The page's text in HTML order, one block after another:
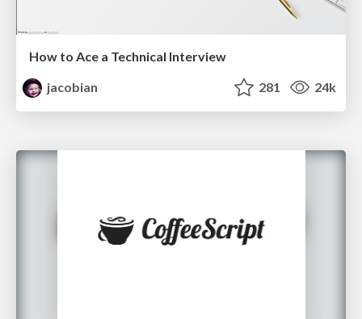
How to Ace a Technical Interview
jacobian
281 24k